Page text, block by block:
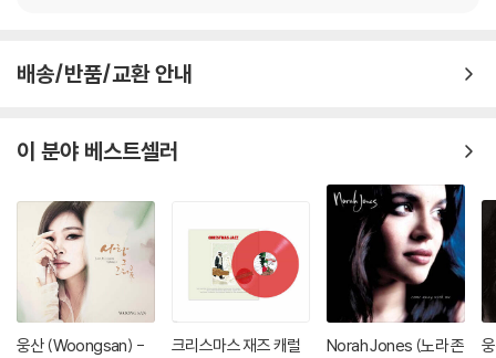
배송/반품/교환 안내
이 분야 베스트셀러
웅산 (Woongsan) -
크리스마스 재즈 캐럴
Norah Jones (노라 존